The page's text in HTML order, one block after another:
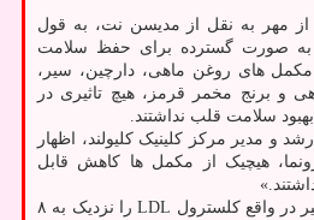
از مهر به نقل از مدیسن نت، به قول
صورت گسترده برای حفظ سلامت
های روغن ماهی، دارچین، سیر،
و برنج مخمر قرمز، هیچ تاثیری در
و مدیر مرکز کلینیک کلیولند، اظهار
هیچیک از مکمل ها کاهش قابل
نتایج نشان داد که مکمل سیر در واقع کلسترول LDL را نزدیک به ۸